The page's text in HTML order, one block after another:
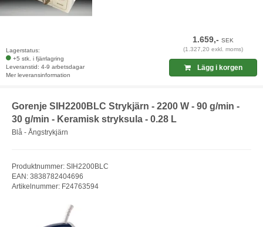
Lagerstatus:
+5 stk. i fjärrlagring
Leveranstid: 4-9 arbetsdagar
Mer leveransinformation
1.659,-SEK
(1.327,20 exkl. moms)
Lägg i korgen
Gorenje SIH2200BLC Strykjärn - 2200 W - 90 g/min -
30 g/min - Keramisk stryksula - 0.28 L
Blå - Ångstrykjärn
Produktnummer: SIH2200BLC
EAN: 3838782404696
Artikelnummer: F24763594